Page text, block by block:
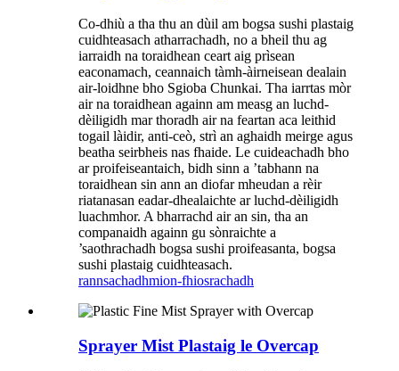
Co-dhiù a tha thu an dùil am bogsa sushi plastaig
cuidhteasach atharrachadh, no a bheil thu ag
iarraidh na toraidhean ceart aig prìsean
eaconamach, ceannaich tàmh-àirneisean dealain
air-loidhne bho Sgioba Chunkai. Tha iarrtas mòr
air na toraidhean againn am measg an luchd-
dèiligidh mar thoradh air na feartan aca leithid
togail làidir, anti-ceò, strì an aghaidh meirge agus
beatha seirbheis nas fhaide. Le cuideachadh bho
ar proifeiseantaich, bidh sinn a ’tabhann na
toraidhean sin ann an diofar mheudan a rèir
riatanasan eadar-dhealaichte ar luchd-dèiligidh
luachmhor. A bharrachd air an sin, tha an
companaidh againn gu sònraichte a
’saothrachadh bogsa sushi proifeasanta, bogsa
sushi plastaig cuidhteasach.
rannsachadhmion-fhiosrachadh
Sprayer Mist Plastaig le Overcap